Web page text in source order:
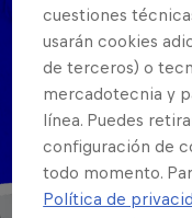
Nacionalidad
Chile
Disciplinas
MC
cuestiones
usarán cookies
de terceros) o
mercadotecnia y
línea. Puedes
configuración de
todo momento.
Política de